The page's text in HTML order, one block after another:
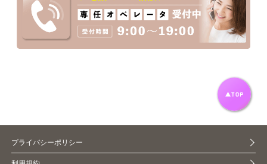
プライバシーポリシー